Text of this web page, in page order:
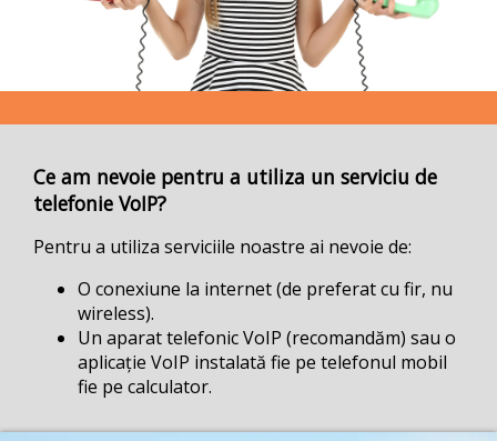
Ce am nevoie pentru a utiliza un serviciu de
telefonie VoIP?
Pentru a utiliza serviciile noastre ai nevoie de:
O conexiune la internet (de preferat cu fir, nu
wireless).
Un aparat telefonic VoIP (recomandăm) sau o
aplicație VoIP instalată fie pe telefonul mobil
fie pe calculator.